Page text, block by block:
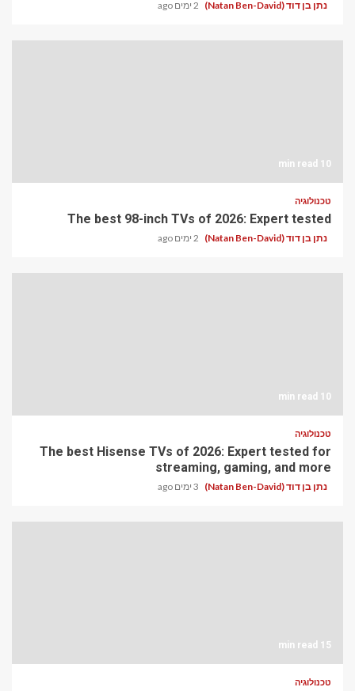
נתן בן דוד (Natan Ben-David) 2 ימים ago
10 min read
טכנולוגיה
The best 98-inch TVs of 2026: Expert tested
נתן בן דוד (Natan Ben-David) 2 ימים ago
10 min read
טכנולוגיה
The best Hisense TVs of 2026: Expert tested for
streaming, gaming, and more
נתן בן דוד (Natan Ben-David) 3 ימים ago
15 min read
טכנולוגיה